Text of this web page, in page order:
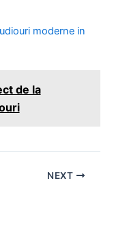
moderne in
de la
NEXT